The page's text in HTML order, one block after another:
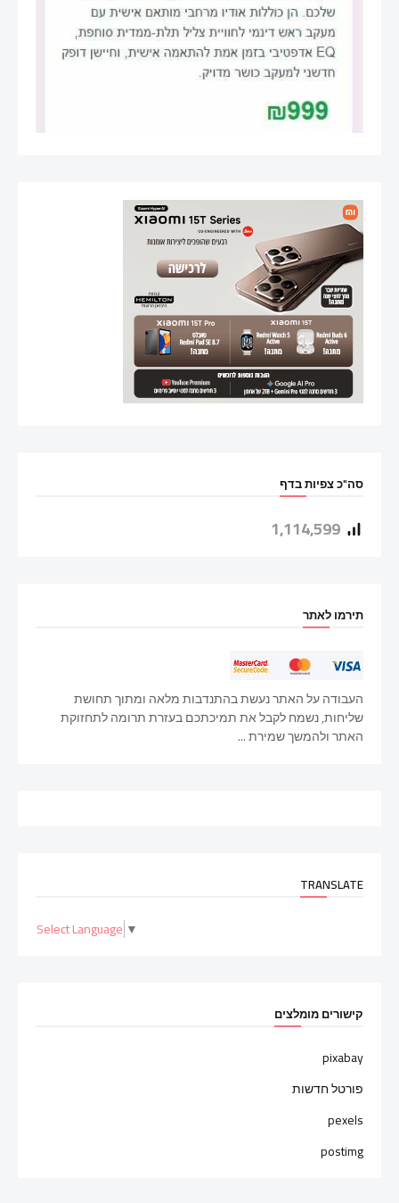
סה"כ צפיות בדף
1,114,599
תירמו לאתר
העבודה על האתר נעשת בהתנדבות מלאה ומתוך תחושת
שליחות, נשמח לקבל את תמיכתכם בעזרת תרומה לתחזוקת
האתר ולהמשך שמירת ...
TRANSLATE
Select Language ▼
קישורים מומלצים
pixabay
פורטל חדשות
pexels
postimg